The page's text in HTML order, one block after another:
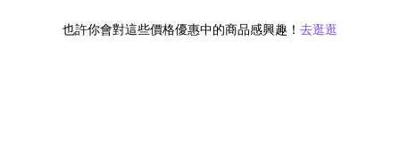
也許你會對這些價格優惠中的商品感興趣！ 去逛逛